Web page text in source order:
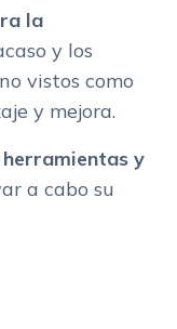
la
y los
vistos como
y mejora.
y
a cabo su